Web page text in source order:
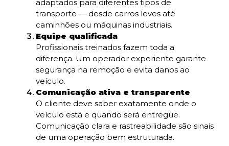
adaptados para diferentes tipos de
transporte — desde carros leves até
caminhões ou máquinas industriais.
Equipe qualificada
Profissionais treinados fazem toda a
diferença. Um operador experiente garante
segurança na remoção e evita danos ao
veículo.
Comunicação ativa e transparente
O cliente deve saber exatamente onde o
veículo está e quando será entregue.
Comunicação clara e rastreabilidade são sinais
de uma operação bem estruturada.